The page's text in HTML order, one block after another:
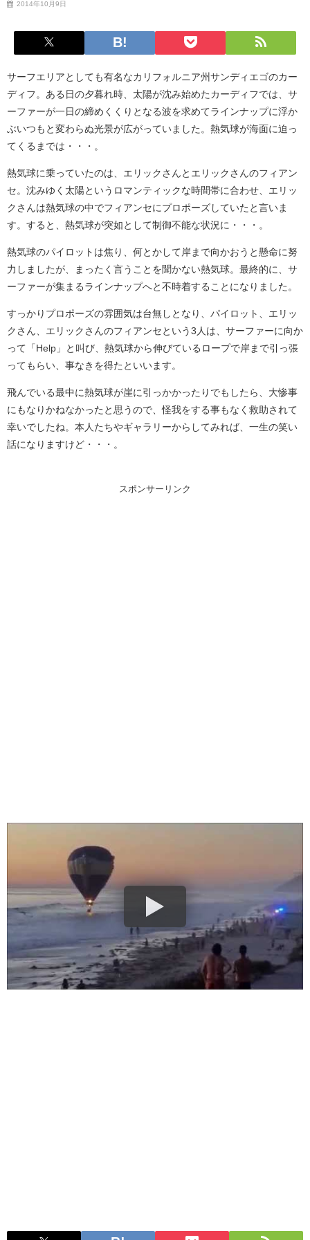
2014年10月9日
サーフエリアとしても有名なカリフォルニア州サンディエゴのカー
ディフ。ある日の夕暮れ時、太陽が沈み始めたカーディフでは、サ
ーファーが一日の締めくくりとなる波を求めてラインナップに浮か
ぶいつもと変わらぬ光景が広がっていました。熱気球が海面に迫っ
てくるまでは・・・。
熱気球に乗っていたのは、エリックさんとエリックさんのフィアン
セ。沈みゆく太陽というロマンティックな時間帯に合わせ、エリッ
クさんは熱気球の中でフィアンセにプロポーズしていたと言いま
す。すると、熱気球が突如として制御不能な状況に・・・。
熱気球のパイロットは焦り、何とかして岸まで向かおうと懸命に努
力しましたが、まったく言うことを聞かない熱気球。最終的に、サ
ーファーが集まるラインナップへと不時着することになりました。
すっかりプロポーズの雰囲気は台無しとなり、パイロット、エリッ
クさん、エリックさんのフィアンセという3人は、サーファーに向か
って「Help」と叫び、熱気球から伸びているロープで岸まで引っ張
ってもらい、事なきを得たといいます。
飛んでいる最中に熱気球が崖に引っかかったりでもしたら、大惨事
にもなりかねなかったと思うので、怪我をする事もなく救助されて
幸いでしたね。本人たちやギャラリーからしてみれば、一生の笑い
話になりますけど・・・。
スポンサーリンク